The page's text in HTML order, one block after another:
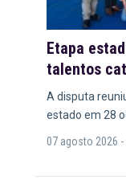
Etapa
talentos
A disputa
estado em 28
07 agosto 2026 -